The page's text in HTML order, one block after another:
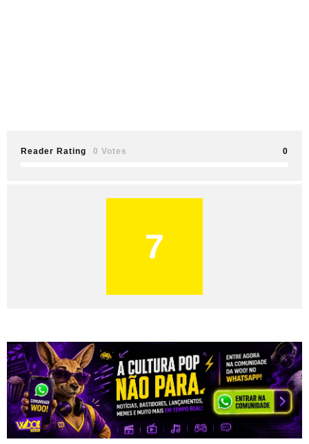
Reader Rating 0 Votes 0
7